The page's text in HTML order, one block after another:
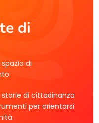
di
di
di cittadinanza
per orientarsi